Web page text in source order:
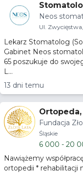
ndy
Neos
Ul.
Lekarz Stomatolog
Gabinet Neos
65 poszukuje do
L...
13 dni temu
nej -
Fundacja
Śląskie
6 000 - 20
Nawiążemy
ortopedii * rehabilitacji medycznej * neurologii * fizjoterapeuta